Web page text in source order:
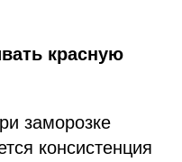
красную
заморозке
консистенция